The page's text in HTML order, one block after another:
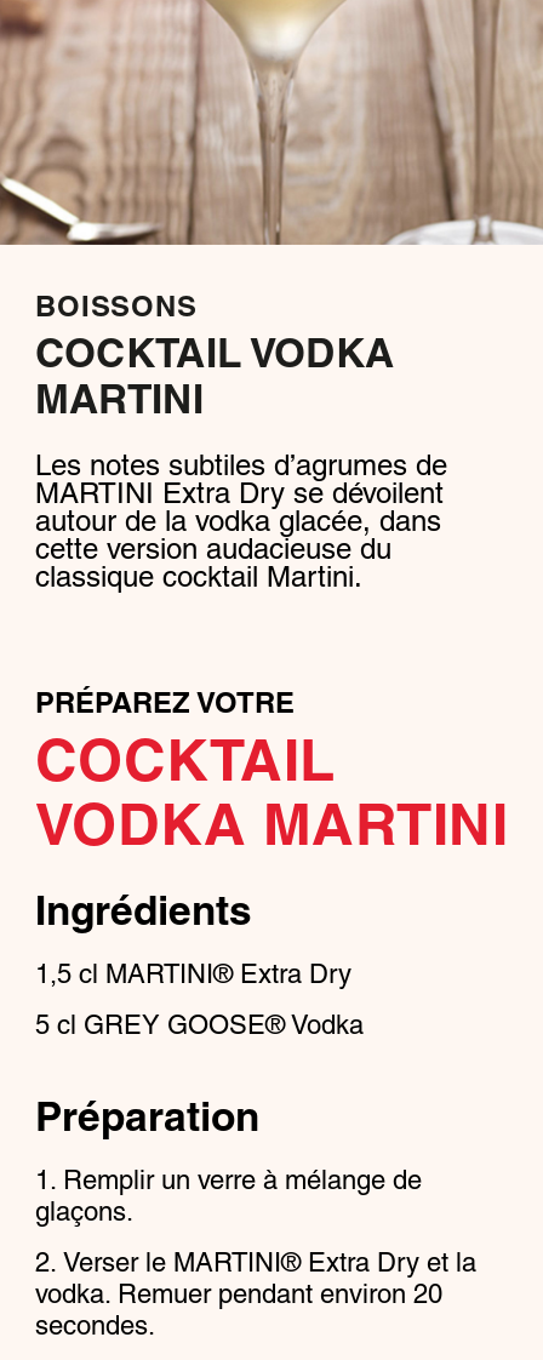
BOISSONS
COCKTAIL VODKA
MARTINI
Les notes subtiles d’agrumes de
MARTINI Extra Dry se dévoilent
autour de la vodka glacée, dans
cette version audacieuse du
classique cocktail Martini.
PRÉPAREZ VOTRE
COCKTAIL
VODKA MARTINI
Ingrédients
1,5 cl MARTINI® Extra Dry
5 cl GREY GOOSE® Vodka
Préparation
Remplir un verre à mélange de
glaçons.
Verser le MARTINI® Extra Dry et la
vodka. Remuer pendant environ 20
secondes.